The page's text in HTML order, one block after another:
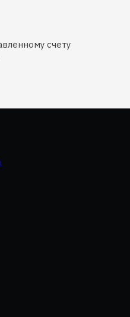
счету